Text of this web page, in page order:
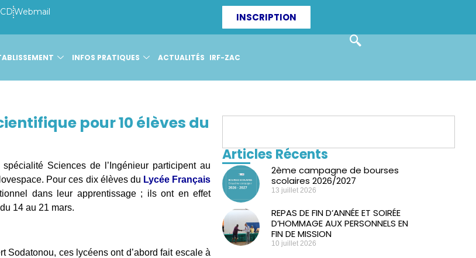
Webmail INSCRIPTION
INFOS PRATIQUES ACTUALITÉS IRF-ZAC
pour 10 élèves du
Sciences de l’Ingénieur participent au
Pour ces dix élèves du Lycée Français
dans leur apprentissage ; ils ont en effet
14 au 21 mars.
Sodatonou, ces lycéens ont d’abord fait escale à
Articles Récents
2ème campagne de bourses
scolaires 2026/2027
13 juillet 2026
REPAS DE FIN D’ANNÉE ET SOIRÉE
D’HOMMAGE AUX PERSONNELS EN
FIN DE MISSION
10 juillet 2026